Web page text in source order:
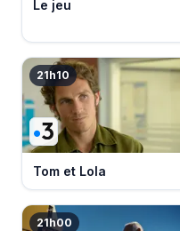
Le jeu
21h10
Tom et Lola
21h00